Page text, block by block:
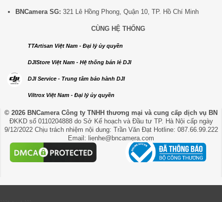
BNCamera SG: 321 Lê Hồng Phong, Quận 10, TP. Hồ Chí Minh
CÙNG HỆ THỐNG
TTArtisan Việt Nam - Đại lý ủy quyền
DJIStore Việt Nam - Hệ thống bán lẻ DJI
DJI Service - Trung tâm bảo hành DJI
Viltrox Việt Nam - Đại lý ủy quyền
© 2026 BNCamera Công ty TNHH thương mại và cung cấp dịch vụ BN
ĐKKD số 0110204888 do Sở Kế hoạch và Đầu tư TP. Hà Nội cấp ngày
9/12/2022 Chịu trách nhiệm nội dung: Trần Văn Đạt Hotline: 087.66.99.222
Email: lienhe@bncamera.com